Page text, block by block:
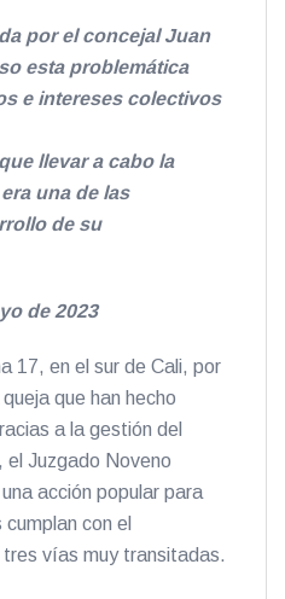
por el concejal Juan
esta problemática
e intereses colectivos
llevar a cabo la
una de las
de su
de 2023
17, en el sur de Cali, por
que han hecho
a la gestión del
el Juzgado Noveno
acción popular para
con el
vías muy transitadas.